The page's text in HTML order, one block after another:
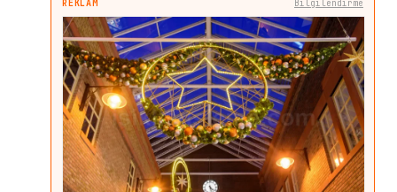
REKLAM Bilgilendirme